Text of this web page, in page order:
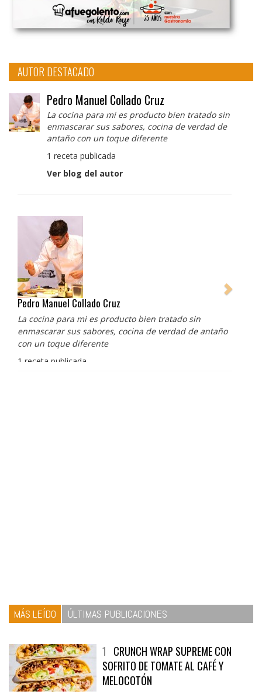
AUTOR DESTACADO
Pedro Manuel Collado Cruz
La cocina para mi es producto bien tratado sin
enmascarar sus sabores, cocina de verdad de
antaño con un toque diferente
1 receta publicada
Ver blog del autor
Pedro Manuel Collado Cruz
La cocina para mi es producto bien tratado sin
enmascarar sus sabores, cocina de verdad de antaño
con un toque diferente
1 receta publicada
1CRUNCH WRAP SUPREME CON
SOFRITO DE TOMATE AL CAFÉ Y